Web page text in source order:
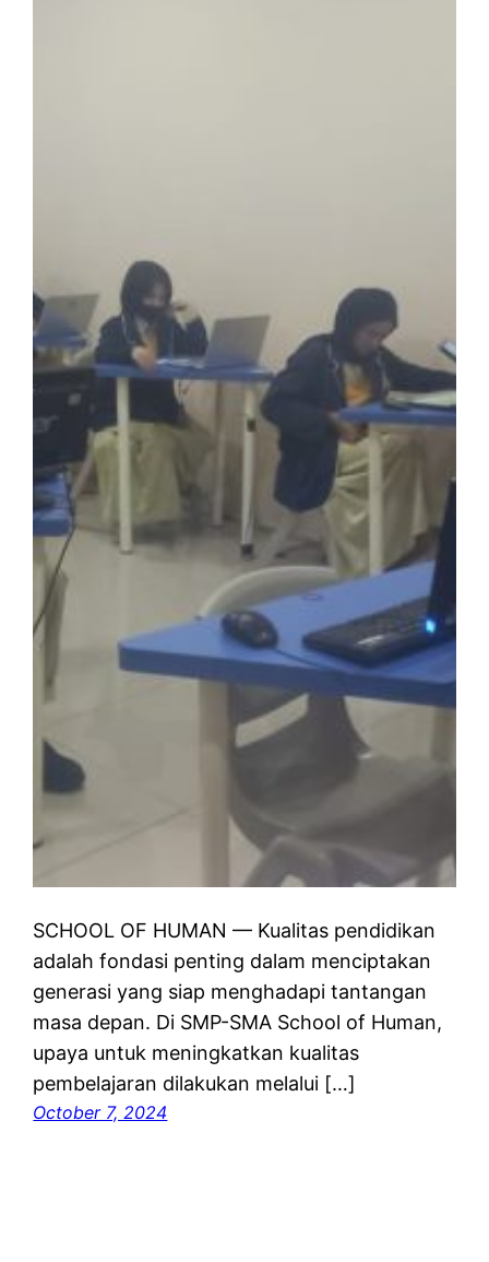
SCHOOL OF HUMAN — Kualitas pendidikan
adalah fondasi penting dalam menciptakan
generasi yang siap menghadapi tantangan
masa depan. Di SMP-SMA School of Human,
upaya untuk meningkatkan kualitas
pembelajaran dilakukan melalui […]
October 7, 2024